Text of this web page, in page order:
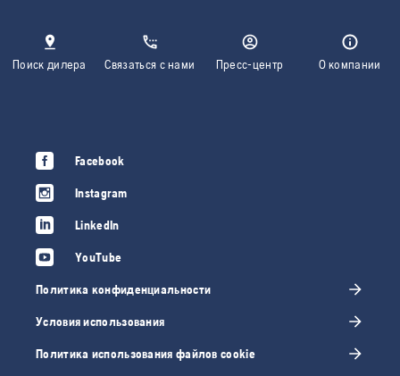
Поиск дилера Связаться с нами Пресс-центр О компании
Facebook
Instagram
LinkedIn
YouTube
Политика конфиденциальности
Условия использования
Политика использования файлов cookie